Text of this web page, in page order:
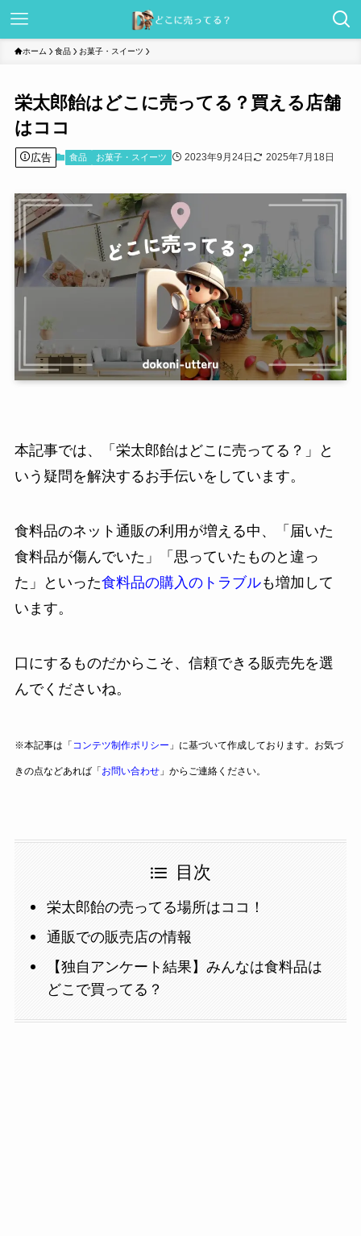
ホーム 食品 お菓子・スイーツ
栄太郎飴はどこに売ってる？買える店舗
はココ
広告 食品 お菓子・スイーツ 2023年9月24日 2025年7月18日
本記事では、「栄太郎飴はどこに売ってる？」と
いう疑問を解決するお手伝いをしています。
食料品のネット通販の利用が増える中、「届いた
食料品が傷んでいた」「思っていたものと違っ
た」といった食料品の購入のトラブルも増加して
います。
口にするものだからこそ、信頼できる販売先を選
んでくださいね。
※本記事は「 コンテツ制作ポリシー 」に基づいて作成しております。お気づ
きの点などあれば「お問い合わせ」からご連絡ください。
目次
栄太郎飴の売ってる場所はココ！
通販での販売店の情報
【独自アンケート結果】みんなは食料品は
どこで買ってる？